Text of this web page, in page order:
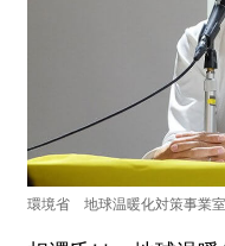
環境省 地球温暖化対策事業